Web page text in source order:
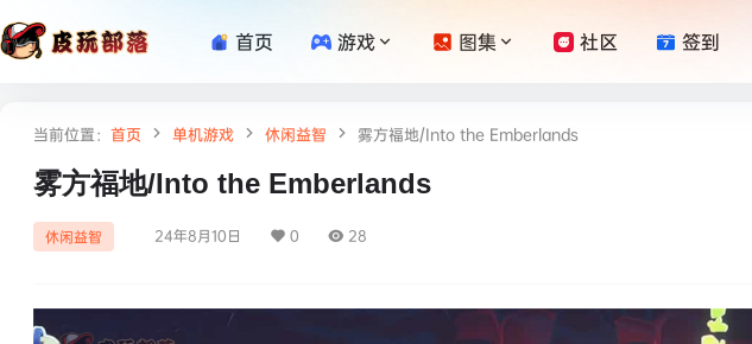
首页 游戏 图集 社区 签到
当前位置： 首页 单机游戏 休闲益智 雾方福地/Into the Emberlands
雾方福地/Into the Emberlands
休闲益智 24年8月10日 0 28